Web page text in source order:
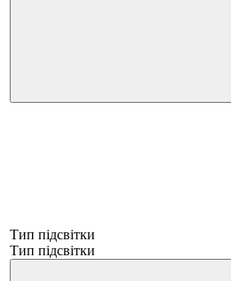
Тип підсвітки
Тип підсвітки